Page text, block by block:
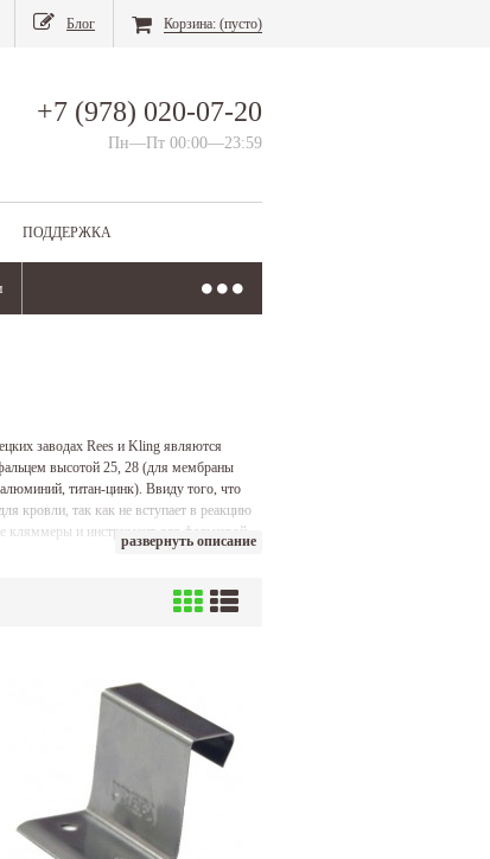
Блог Корзина: (пусто)
+7 (978) 020-07-20
Пн—Пт 00:00—23:59
ПОДДЕРЖКА
заводах Rees и Kling являются
высотой 25, 28 (для мембраны
титан-цинк). Ввиду того, что
кровли, так как не вступает в реакцию
кляммеры и инструмент для фальцевой
развернуть описание